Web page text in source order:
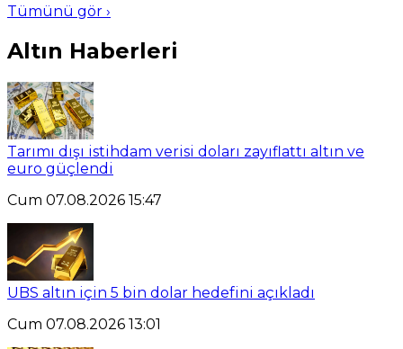
Tümünü gör ›
Altın Haberleri
Tarımı dışı istihdam verisi doları zayıflattı altın ve
euro güçlendi
Cum 07.08.2026 15:47
UBS altın için 5 bin dolar hedefini açıkladı
Cum 07.08.2026 13:01